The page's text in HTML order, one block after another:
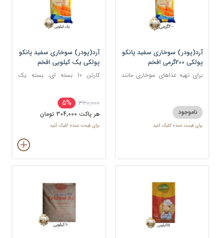
آرد(پودر) سوخاری سفید پانکو
پولکی 200گرمی افخم
برای تهیه غذاهای سوخاری مانند
ناموجود
برای قیمت عمده کلیک کنید
آرد(پودر) سوخاری سفید پانکو
پولکی یک کیلویی افخم
کارتن 10 بسته ای، بسته یک
320,000
5%
هر پاکت 304,000 تومان
برای قیمت عمده کلیک کنید